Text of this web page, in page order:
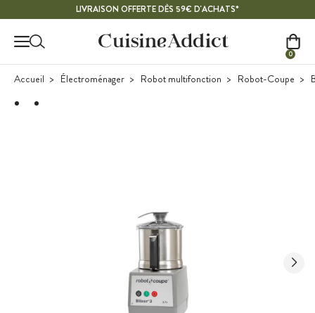
LIVRAISON OFFERTE DÈS 59€ D'ACHATS*
0
Accueil Électroménager Robot multifonction Robot-Coupe